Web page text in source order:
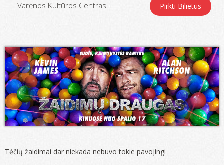
Varėnos Kultūros Centras Pirkti Bilietus
Tėčių žaidimai dar niekada nebuvo tokie pavojingi